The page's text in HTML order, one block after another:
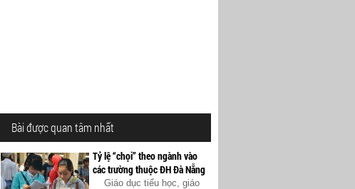
Bài được quan tâm nhất
Tỷ lệ “chọi” theo ngành vào
các trường thuộc ĐH Đà Nẵng
Giáo dục tiểu học, giáo